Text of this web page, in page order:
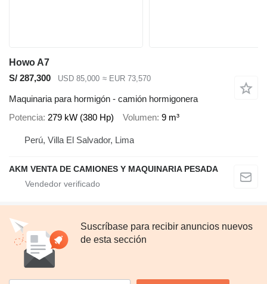
Howo A7
S/ 287,300
USD 85,000 ≈ EUR 73,570
Maquinaria para hormigón - camión hormigonera
Potencia 279 kW (380 Hp) Volumen 9 m³
Perú, Villa El Salvador, Lima
AKM VENTA DE CAMIONES Y MAQUINARIA PESADA
Suscríbase para recibir anuncios nuevos
de esta sección